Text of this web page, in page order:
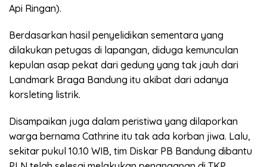
Api Ringan).
Berdasarkan hasil penyelidikan sementara yang
dilakukan petugas di lapangan, diduga kemunculan
kepulan asap pekat dari gedung yang tak jauh dari
Landmark Braga Bandung itu akibat dari adanya
korsleting listrik.
Disampaikan juga dalam peristiwa yang dilaporkan
warga bernama Cathrine itu tak ada korban jiwa. Lalu,
sekitar pukul 10.10 WIB, tim Diskar PB Bandung dibantu